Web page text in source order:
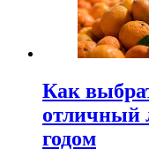
Как
отличный
годом